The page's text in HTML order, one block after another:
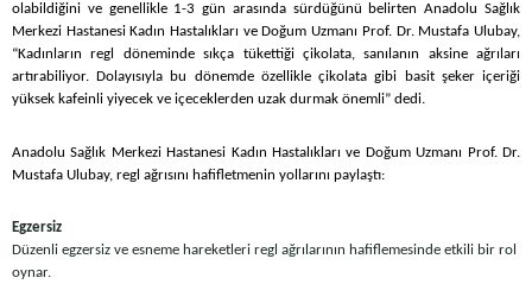
olabildiğini ve genellikle 1-3 gün arasında sürdüğünü belirten Anadolu Sağlık
Merkezi Hastanesi Kadın Hastalıkları ve Doğum Uzmanı Prof. Dr. Mustafa Ulubay,
“Kadınların regl döneminde sıkça tükettiği çikolata, sanılanın aksine ağrıları
artırabiliyor. Dolayısıyla bu dönemde özellikle çikolata gibi basit şeker içeriği
yüksek kafeinli yiyecek ve içeceklerden uzak durmak önemli” dedi.
Anadolu Sağlık Merkezi Hastanesi Kadın Hastalıkları ve Doğum Uzmanı Prof. Dr.
Mustafa Ulubay, regl ağrısını hafifletmenin yollarını paylaştı:
Egzersiz
Düzenli egzersiz ve esneme hareketleri regl ağrılarının hafiflemesinde etkili bir rol
oynar.